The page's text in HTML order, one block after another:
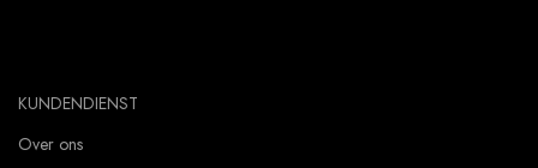
KUNDENDIENST
Over ons